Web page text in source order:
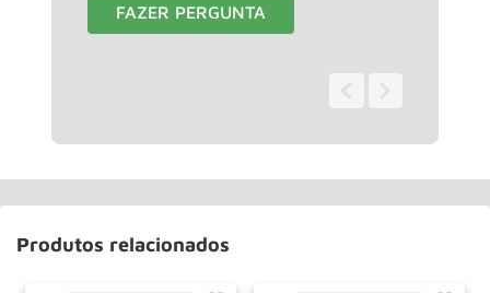
FAZER PERGUNTA
Produtos relacionados